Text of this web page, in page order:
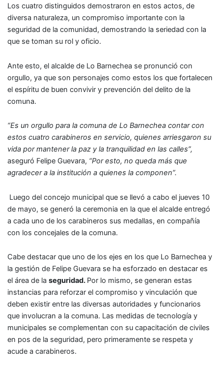
Los cuatro distinguidos demostraron en estos actos, de
diversa naturaleza, un compromiso importante con la
seguridad de la comunidad, demostrando la seriedad con la
que se toman su rol y oficio.
Ante esto, el alcalde de Lo Barnechea se pronunció con
orgullo, ya que son personajes como estos los que fortalecen
el espíritu de buen convivir y prevención del delito de la
comuna.
“Es un orgullo para la comuna de Lo Barnechea contar con
estos cuatro carabineros en servicio, quienes arriesgaron su
vida por mantener la paz y la tranquilidad en las calles”,
aseguró Felipe Guevara, “Por esto, no queda más que
agradecer a la institución a quienes la componen”.
Luego del concejo municipal que se llevó a cabo el jueves 10
de mayo, se generó la ceremonia en la que el alcalde entregó
a cada uno de los carabineros sus medallas, en compañía
con los concejales de la comuna.
Cabe destacar que uno de los ejes en los que Lo Barnechea y
la gestión de Felipe Guevara se ha esforzado en destacar es
el área de la seguridad. Por lo mismo, se generan estas
instancias para reforzar el compromiso y vinculación que
deben existir entre las diversas autoridades y funcionarios
que involucran a la comuna. Las medidas de tecnología y
municipales se complementan con su capacitación de civiles
en pos de la seguridad, pero primeramente se respeta y
acude a carabineros.